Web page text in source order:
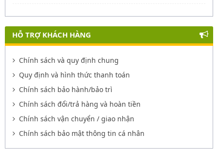
HỖ TRỢ KHÁCH HÀNG
Chính sách và quy định chung
Quy định và hình thức thanh toán
Chính sách bảo hành/bảo trì
Chính sách đổi/trả hàng và hoàn tiền
Chính sách vận chuyển / giao nhận
Chính sách bảo mật thông tin cá nhân